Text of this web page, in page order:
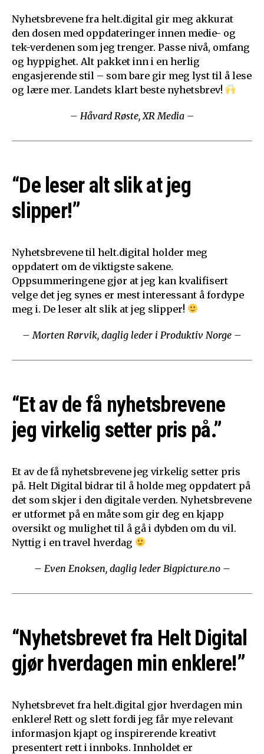
Nyhetsbrevene fra helt.digital gir meg akkurat
den dosen med oppdateringer innen medie- og
tek-verdenen som jeg trenger. Passe nivå, omfang
og hyppighet. Alt pakket inn i en herlig
engasjerende stil – som bare gir meg lyst til å lese
og lære mer. Landets klart beste nyhetsbrev!
– Håvard Røste, XR Media –
“De leser alt slik at jeg
slipper!”
Nyhetsbrevene til helt.digital holder meg
oppdatert om de viktigste sakene.
Oppsummeringene gjør at jeg kan kvalifisert
velge det jeg synes er mest interessant å fordype
meg i. De leser alt slik at jeg slipper!
– Morten Rørvik, daglig leder i Produktiv Norge –
“Et av de få nyhetsbrevene
jeg virkelig setter pris på.”
Et av de få nyhetsbrevene jeg virkelig setter pris
på. Helt Digital bidrar til å holde meg oppdatert på
det som skjer i den digitale verden. Nyhetsbrevene
er utformet på en måte som gir deg en kjapp
oversikt og mulighet til å gå i dybden om du vil.
Nyttig i en travel hverdag
– Even Enoksen, daglig leder Bigpicture.no –
“Nyhetsbrevet fra Helt Digital
gjør hverdagen min enklere!”
Nyhetsbrevet fra helt.digital gjør hverdagen min
enklere! Rett og slett fordi jeg får mye relevant
informasjon kjapt og inspirerende kreativt
presentert rett i innboks. Innholdet er